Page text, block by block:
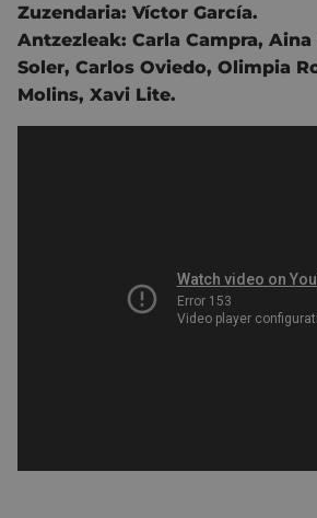
Zuzendaria: Víctor García.
Antzezleak: Carla Campra, Aina
Soler, Carlos Oviedo, Olimpia
Molins, Xavi Lite.